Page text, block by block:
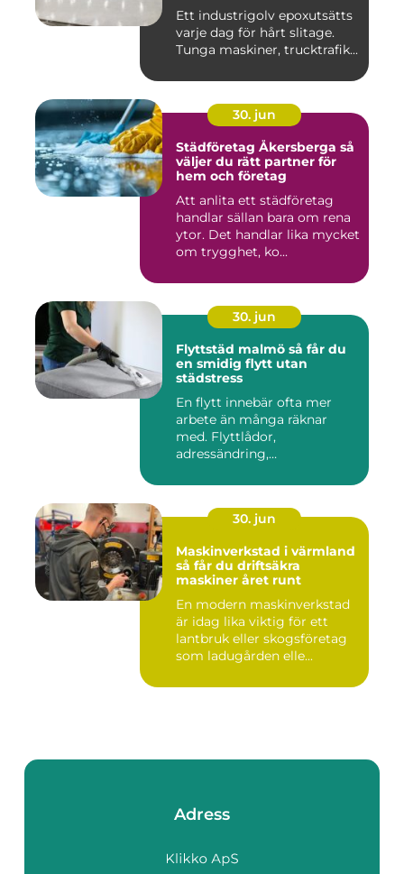
Ett industrigolv epoxutsätts
varje dag för hårt slitage.
Tunga maskiner, trucktrafik...
30. jun
Städföretag Åkersberga så
väljer du rätt partner för
hem och företag
Att anlita ett städföretag
handlar sällan bara om rena
ytor. Det handlar lika mycket
om trygghet, ko...
30. jun
Flyttstäd malmö så får du
en smidig flytt utan
städstress
En flytt innebär ofta mer
arbete än många räknar
med. Flyttlådor,
adressändring,
30. jun
Maskinverkstad i värmland
så får du driftsäkra
maskiner året runt
En modern maskinverkstad
är idag lika viktig för ett
lantbruk eller skogsföretag
som ladugården elle...
Adress